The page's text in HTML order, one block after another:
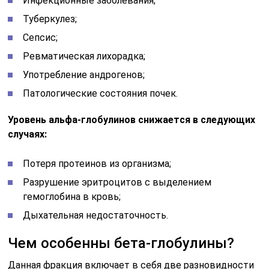
гемоглобина в кровь;
Дыхательная недостаточность.
Чем особенны бета-глобулины?
белков, которые представляются в виде групп бета-1
(b1) и бета-2 (b2). Они играют важную роль во многих
процессах организма.
Среди них:
Трансферрин помогает переносить железо по
организму;
Они связываются с гемом, предотвращая его
выведение из организма через выделительную
систему;